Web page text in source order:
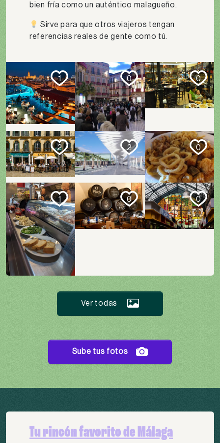
bien fría como un auténtico malagueño.
Sirve para que otros viajeros tengan
referencias reales de gente como tú.
1 0 0
2 2 0
1 0 0
Ver todas
Sube tus fotos
Tu rincón favorito de Málaga